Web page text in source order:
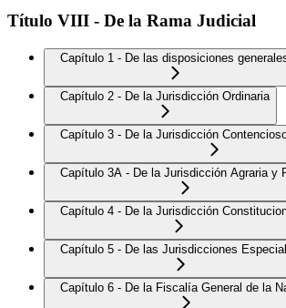
Título VIII - De la Rama Judicial
Capítulo 1 - De las disposiciones
Capítulo 2 - De la Jurisdicción Ordinaria
Capítulo 3 - De la Jurisdicción
Capítulo 3A - De la Jurisdicción Agraria y
Capítulo 4 - De la Jurisdicción
Capítulo 5 - De las Jurisdicciones
Capítulo 6 - De la Fiscalía General de la